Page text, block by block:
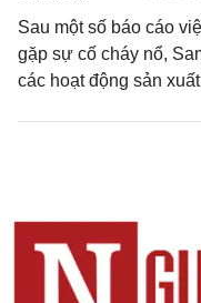
Sau một số báo cáo
gặp sự cố cháy nổ,
các hoạt động sản